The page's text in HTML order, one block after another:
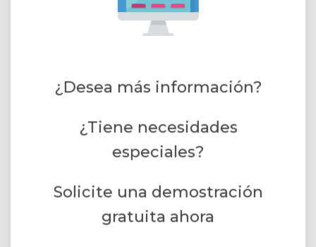
¿Desea más información?
¿Tiene necesidades
especiales?
Solicite una demostración
gratuita ahora